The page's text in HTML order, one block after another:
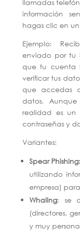
llamadas
información
hagas clic en
Ejemplo:
enviado por tu
que tu cuenta
verificar tus
que accedas
datos.
realidad es un
contraseñas y
Variantes:
Spear Phishing:
utilizando
empresa)
Whaling: se
(directores,
y muy